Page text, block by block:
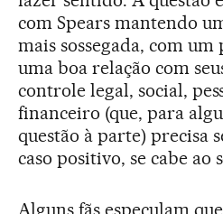
com Spears mantendo
mais sossegada, com um
uma boa relação com
controle legal, social,
financeiro (que, para
questão à parte) precisa
caso positivo, se cabe ao